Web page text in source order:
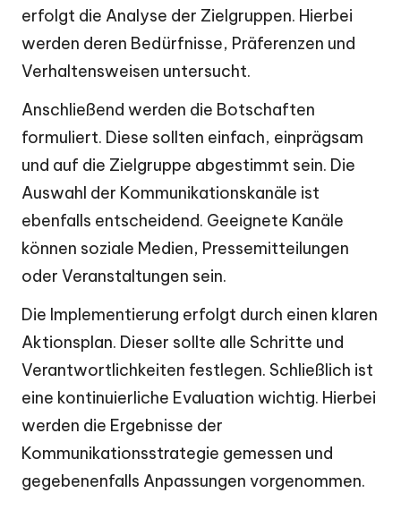
erfolgt die Analyse der Zielgruppen. Hierbei
werden deren Bedürfnisse, Präferenzen und
Verhaltensweisen untersucht.
Anschließend werden die Botschaften
formuliert. Diese sollten einfach, einprägsam
und auf die Zielgruppe abgestimmt sein. Die
Auswahl der Kommunikationskanäle ist
ebenfalls entscheidend. Geeignete Kanäle
können soziale Medien, Pressemitteilungen
oder Veranstaltungen sein.
Die Implementierung erfolgt durch einen klaren
Aktionsplan. Dieser sollte alle Schritte und
Verantwortlichkeiten festlegen. Schließlich ist
eine kontinuierliche Evaluation wichtig. Hierbei
werden die Ergebnisse der
Kommunikationsstrategie gemessen und
gegebenenfalls Anpassungen vorgenommen.